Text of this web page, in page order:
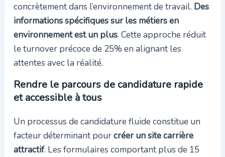
concrètement dans l’environnement de travail. Des
informations spécifiques sur les métiers en
environnement est un plus. Cette approche réduit
le turnover précoce de 25% en alignant les
attentes avec la réalité.
Rendre le parcours de candidature rapide
et accessible à tous
Un processus de candidature fluide constitue un
facteur déterminant pourcréer un site carrière
attractif. Les formulaires comportant plus de 15